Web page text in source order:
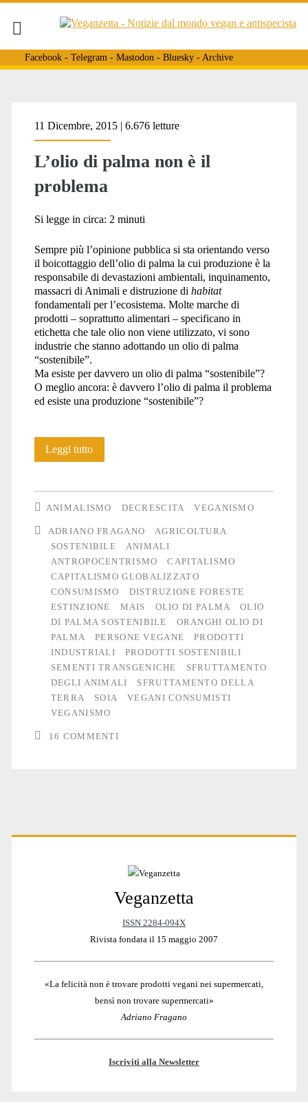
Facebook- Telegram- Mastodon- Bluesky- Archive
Tag:
<span>sfruttamento
degli
animali</span>
11 Dicembre, 2015 | 6.676 letture
L’olio di palma non è il
problema
Si legge in circa: 2 minuti
Sempre più l’opinione pubblica si sta orientando verso
il boicottaggio dell’olio di palma la cui produzione è la
responsabile di devastazioni ambientali, inquinamento,
massacri di Animali e distruzione di habitat
fondamentali per l’ecosistema. Molte marche di
prodotti – soprattutto alimentari – specificano in
etichetta che tale olio non viene utilizzato, vi sono
industrie che stanno adottando un olio di palma
“sostenibile”.
Ma esiste per davvero un olio di palma “sostenibile”?
O meglio ancora: è davvero l’olio di palma il problema
ed esiste una produzione “sostenibile”?
Leggi tuttoL’olio
è
il
problema
ANIMALISMO DECRESCITA VEGANISMO
ADRIANO FRAGANO
AGRICOLTURA
SOSTENIBILE
ANIMALI
ANTROPOCENTRISMO
CAPITALISMO
CAPITALISMO GLOBALIZZATO
CONSUMISMO
DISTRUZIONE FORESTE
ESTINZIONE
MAIS OLIO DI PALMA
OLIO
DI PALMA SOSTENIBILE
ORANGHI OLIO DI
PALMA
PERSONE VEGANE
PRODOTTI
INDUSTRIALI
PRODOTTI SOSTENIBILI
SEMENTI TRANSGENICHE
SFRUTTAMENTO
DEGLI ANIMALI
SFRUTTAMENTO DELLA
TERRA
SOIA
VEGANI CONSUMISTI
VEGANISMO
16 COMMENTI
Primary
Veganzetta
ISSN 2284-094X
Rivista fondata il 15 maggio 2007
«La felicità non è trovare prodotti vegani nei supermercati,
bensì non trovare supermercati»
Adriano Fragano
Iscriviti alla Newsletter